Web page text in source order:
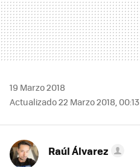
19 Marzo 2018
Actualizado 22 Marzo 2018, 00:13
Raúl Álvarez